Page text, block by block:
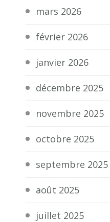
mars 2026
février 2026
janvier 2026
décembre 2025
novembre 2025
octobre 2025
septembre 2025
août 2025
juillet 2025